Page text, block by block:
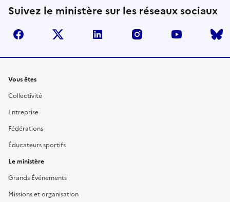
Suivez le ministère sur les réseaux sociaux
facebook twitter linkedin instagram youtube
Liens
Vous êtes
Collectivité
Entreprise
Fédérations
Éducateurs sportifs
Le ministère
Grands Événements
Missions et organisation